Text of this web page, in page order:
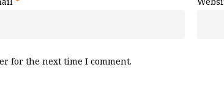
for the next time I comment.